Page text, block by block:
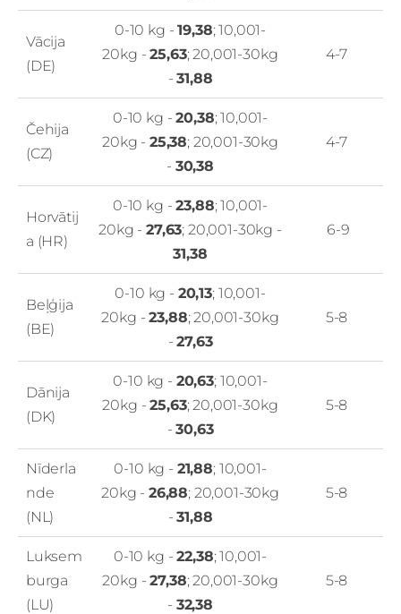
Vācija
(DE)
0-10 kg -19,38; 10,001-
20kg -25,63; 20,001-30kg
-31,88
4-7
Čehija
(CZ)
0-10 kg -20,38; 10,001-
20kg - 25,38; 20,001-30kg
- 30,38
4-7
Horvātij
a (HR)
0-10 kg -23,88; 10,001-
20kg -27,63; 20,001-30kg -
31,38
6-9
Beļģija
(BE)
0-10 kg - 20,13; 10,001-
20kg -23,88; 20,001-30kg
-27,63
5-8
Dānija
(DK)
0-10 kg - 20,63; 10,001-
20kg -25,63; 20,001-30kg
-30,63
5-8
Nīderla
nde
(NL)
0-10 kg - 21,88; 10,001-
20kg - 26,88; 20,001-30kg
-31,88
5-8
Luksem
burga
(LU)
0-10 kg -22,38; 10,001-
20kg -27,38; 20,001-30kg
- 32,38
5-8